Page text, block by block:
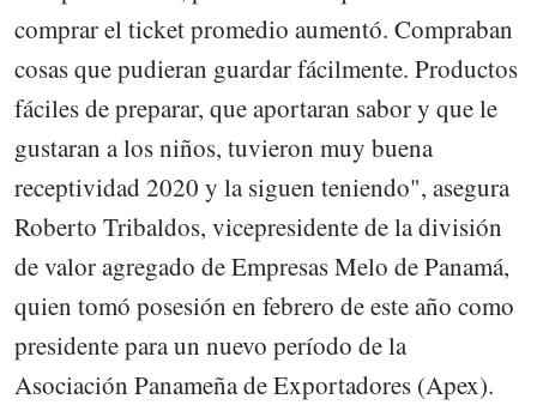
comprar el ticket promedio aumentó. Compraban
cosas que pudieran guardar fácilmente. Productos
fáciles de preparar, que aportaran sabor y que le
gustaran a los niños, tuvieron muy buena
receptividad 2020 y la siguen teniendo", asegura
Roberto Tribaldos, vicepresidente de la división
de valor agregado de Empresas Melo de Panamá,
quien tomó posesión en febrero de este año como
presidente para un nuevo período de la
Asociación Panameña de Exportadores (Apex).